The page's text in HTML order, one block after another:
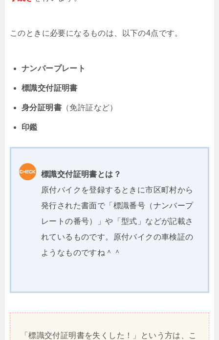
このときに必要になるものは、以下の4点です。
ナンバープレート
標識交付証明書
身分証明書 （免許証など）
印鑑
標識交付証明書とは？
原付バイクを登録するときに市区町村から
発行された書面で「標識番号（ナンバープ
レートの番号）」や「型式」などが記載さ
れているものです。原付バイクの車検証の
ようなものですね＾＾
「標識交付証明書を失くした！」という方は、こ